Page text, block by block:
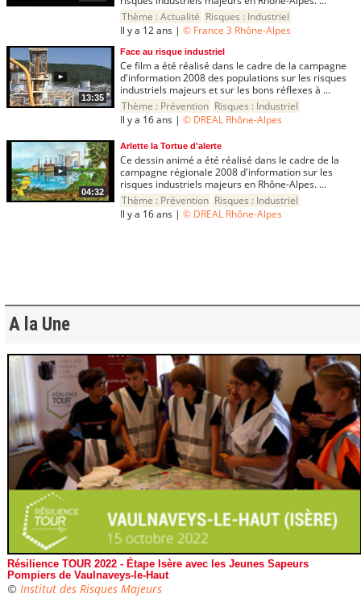
Thème : Actualité Risques : Industriel
Il y a 12 ans | © France 3 Rhône-Alpes
13:35
Face au risque industriel
Ce film a été réalisé dans le cadre de la campagne
d'information 2008 des populations sur les risques
industriels majeurs et sur les bons réflexes à ...
Thème : Prévention Risques : Industriel
Il y a 16 ans | © DREAL Rhône-Alpes
04:32
Arlette la Tortue d'alerte
Ce dessin animé a été réalisé dans le cadre de la
campagne régionale 2008 d'information sur les
risques industriels majeurs en Rhône-Alpes. ...
Thème : Prévention Risques : Industriel
Il y a 16 ans | © DREAL Rhône-Alpes
A la Une
Résilience TOUR 2022 - Étape Isère avec les Jeunes Sapeurs
Pompiers de Vaulnaveys-le-Haut
© Institut des Risques Majeurs